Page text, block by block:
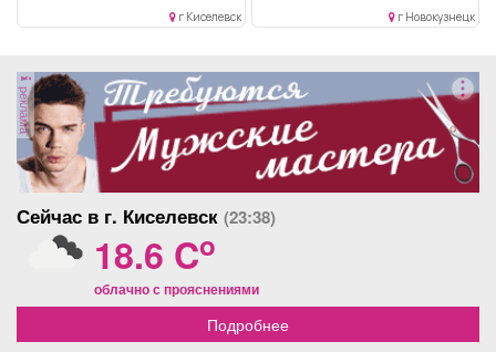
образование.. Выполняет
г Киселевск г Новокузнецк
реклама
Сейчас в г. Киселевск (23:38)
18.6 Co
облачно с прояснениями
Подробнее